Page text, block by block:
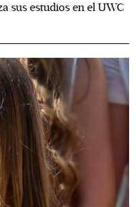
sus estudios en el UWC